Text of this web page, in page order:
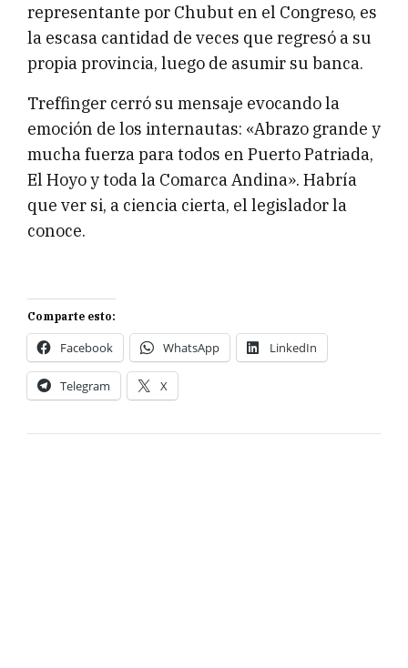
representante por Chubut en el Congreso, es
la escasa cantidad de veces que regresó a su
propia provincia, luego de asumir su banca.
Treffinger cerró su mensaje evocando la
emoción de los internautas: «Abrazo grande y
mucha fuerza para todos en Puerto Patriada,
El Hoyo y toda la Comarca Andina». Habría
que ver si, a ciencia cierta, el legislador la
conoce.
Comparte esto:
Facebook WhatsApp LinkedIn
Telegram X